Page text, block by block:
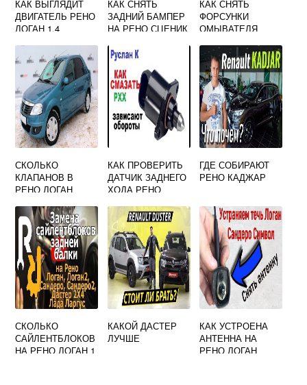
КАК ВЫГЛЯДИТ
ДВИГАТЕЛЬ РЕНО
ЛОГАН 1.4
КАК СНЯТЬ
ЗАДНИЙ БАМПЕР
НА РЕНО СЦЕНИК
КАК СНЯТЬ
ФОРСУНКИ
ОМЫВАТЕЛЯ
СТЕКЛА НА РЕНО
САНДЕРО
СКОЛЬКО
КЛАПАНОВ В
РЕНО ЛОГАН
КАК ПРОВЕРИТЬ
ДАТЧИК ЗАДНЕГО
ХОДА РЕНО
ГДЕ СОБИРАЮТ
РЕНО КАДЖАР
СКОЛЬКО
САЙЛЕНТБЛОКОВ
НА РЕНО ЛОГАН 1
КАКОЙ ДАСТЕР
ЛУЧШЕ
КАК УСТРОЕНА
АНТЕННА НА
РЕНО ЛОГАН